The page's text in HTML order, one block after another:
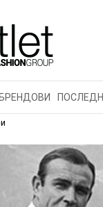
БРЕНДОВИ
ШТО
ОД